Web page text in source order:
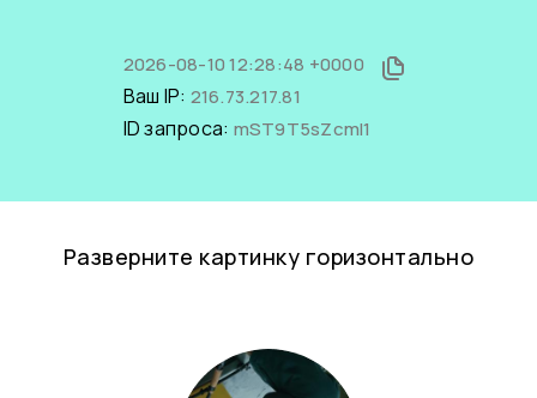
2026-08-10 12:28:48 +0000
Ваш IP: 216.73.217.81
ID запроса: mST9T5sZcmI1
Разверните картинку горизонтально